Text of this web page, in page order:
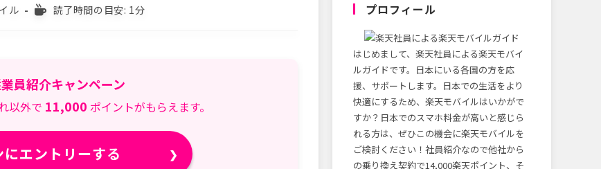
ル
読
る
時
間:
読了時間の目安: 1分
員紹介キャンペーン
以外で 11,000 ポイントがもらえます。
エントリーする
プロフィール
はじめまして、楽天社員による楽天モバイ
ルガイドです。日本にいる各国の方を応
援、サポートします。日本での生活をより
快適にするため、楽天モバイルはいかがで
すか？日本でのスマホ料金が高いと感じら
れる方は、ぜひこの機会に楽天モバイルを
ご検討ください！社員紹介なので他社から
の乗り換え契約で14,000楽天ポイント、そ